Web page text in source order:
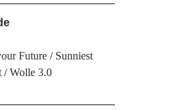
Future
Sunniest
Wolle 3.0